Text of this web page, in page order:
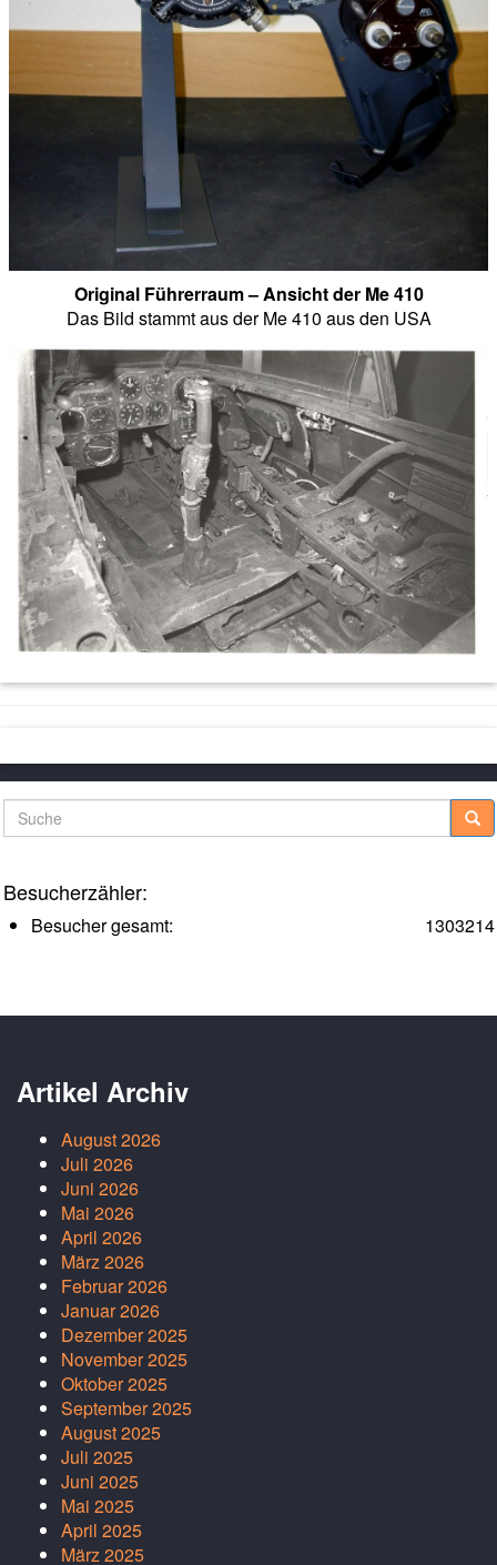
Original Führerraum – Ansicht der Me 410
Das Bild stammt aus der Me 410 aus den USA
Suche
Besucherzähler:
1303214
Besucher gesamt:
Artikel Archiv
August 2026
Juli 2026
Juni 2026
Mai 2026
April 2026
März 2026
Februar 2026
Januar 2026
Dezember 2025
November 2025
Oktober 2025
September 2025
August 2025
Juli 2025
Juni 2025
Mai 2025
April 2025
März 2025